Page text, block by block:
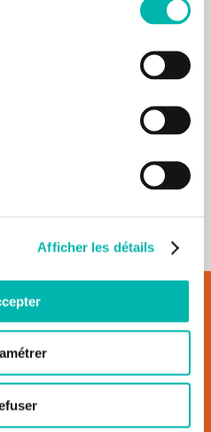
Afficher les détails